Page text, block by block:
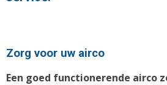
Zorg voor uw airco
Een goed functionerende airco